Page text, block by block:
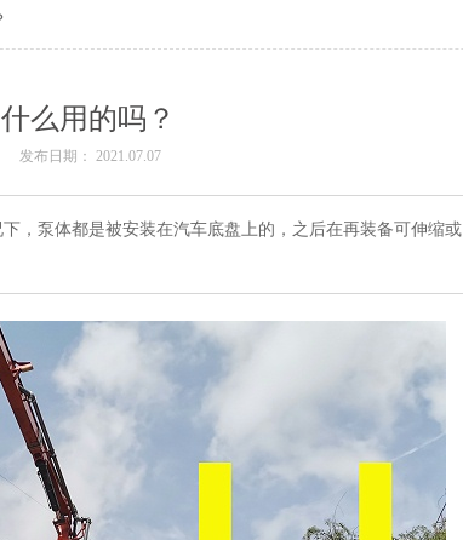
么用的吗？
发布日期： 2021.07.07
，泵体都是被安装在汽车底盘上的，之后在再装备可伸缩或